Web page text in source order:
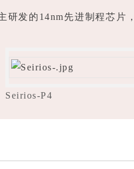
发的14nm先进制程芯片
Seirios-P4